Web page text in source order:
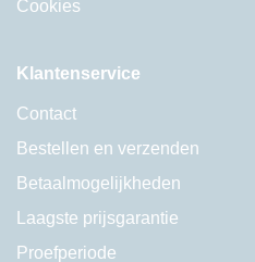
Cookies
Klantenservice
Contact
Bestellen en verzenden
Betaalmogelijkheden
Laagste prijsgarantie
Proefperiode